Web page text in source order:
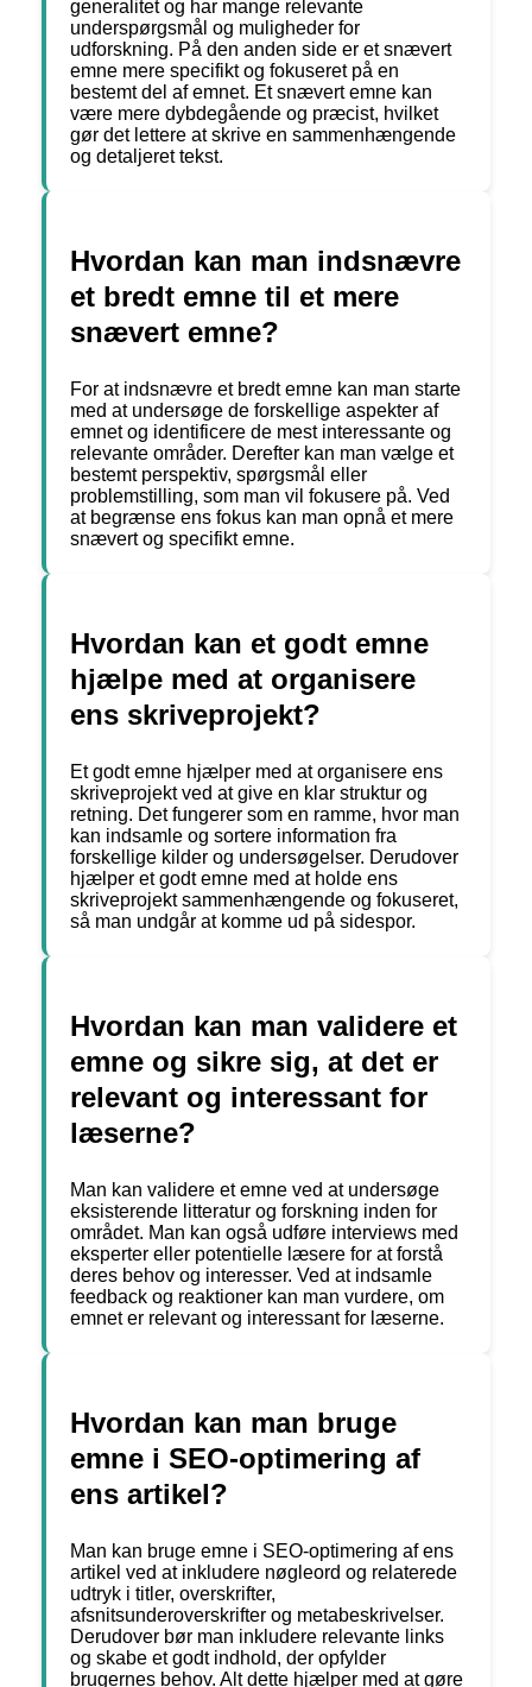
generalitet og har mange relevante
underspørgsmål og muligheder for
udforskning. På den anden side er et snævert
emne mere specifikt og fokuseret på en
bestemt del af emnet. Et snævert emne kan
være mere dybdegående og præcist, hvilket
gør det lettere at skrive en sammenhængende
og detaljeret tekst.
Hvordan kan man indsnævre
et bredt emne til et mere
snævert emne?
For at indsnævre et bredt emne kan man starte
med at undersøge de forskellige aspekter af
emnet og identificere de mest interessante og
relevante områder. Derefter kan man vælge et
bestemt perspektiv, spørgsmål eller
problemstilling, som man vil fokusere på. Ved
at begrænse ens fokus kan man opnå et mere
snævert og specifikt emne.
Hvordan kan et godt emne
hjælpe med at organisere
ens skriveprojekt?
Et godt emne hjælper med at organisere ens
skriveprojekt ved at give en klar struktur og
retning. Det fungerer som en ramme, hvor man
kan indsamle og sortere information fra
forskellige kilder og undersøgelser. Derudover
hjælper et godt emne med at holde ens
skriveprojekt sammenhængende og fokuseret,
så man undgår at komme ud på sidespor.
Hvordan kan man validere et
emne og sikre sig, at det er
relevant og interessant for
læserne?
Man kan validere et emne ved at undersøge
eksisterende litteratur og forskning inden for
området. Man kan også udføre interviews med
eksperter eller potentielle læsere for at forstå
deres behov og interesser. Ved at indsamle
feedback og reaktioner kan man vurdere, om
emnet er relevant og interessant for læserne.
Hvordan kan man bruge
emne i SEO-optimering af
ens artikel?
Man kan bruge emne i SEO-optimering af ens
artikel ved at inkludere nøgleord og relaterede
udtryk i titler, overskrifter,
afsnitsunderoverskrifter og metabeskrivelser.
Derudover bør man inkludere relevante links
og skabe et godt indhold, der opfylder
brugernes behov. Alt dette hjælper med at gøre